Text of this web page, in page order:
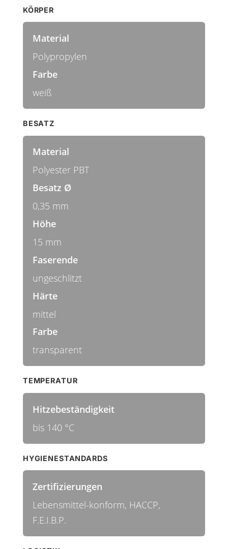
KÖRPER
Material
Polypropylen
Farbe
weiß
BESATZ
Material
Polyester PBT
Besatz Ø
0,35 mm
Höhe
15 mm
Faserende
ungeschlitzt
Härte
mittel
Farbe
transparent
TEMPERATUR
Hitzebeständigkeit
bis 140 °C
HYGIENESTANDARDS
Zertifizierungen
Lebensmittel-konform, HACCP,
F.E.I.B.P.